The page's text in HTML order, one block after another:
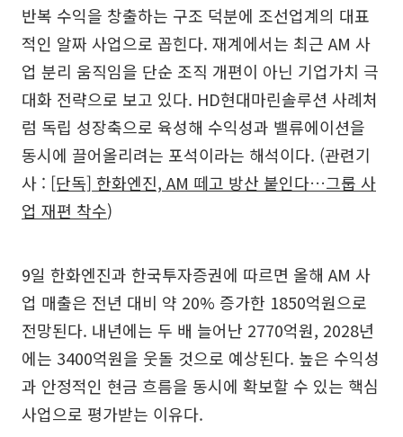
반복 수익을 창출하는 구조 덕분에 조선업계의 대표
적인 알짜 사업으로 꼽힌다. 재계에서는 최근 AM 사
업 분리 움직임을 단순 조직 개편이 아닌 기업가치 극
대화 전략으로 보고 있다. HD현대마린솔루션 사례처
럼 독립 성장축으로 육성해 수익성과 밸류에이션을
동시에 끌어올리려는 포석이라는 해석이다. (관련기
사 : [단독] 한화엔진, AM 떼고 방산 붙인다…그룹 사
업 재편 착수)
9일 한화엔진과 한국투자증권에 따르면 올해 AM 사
업 매출은 전년 대비 약 20% 증가한 1850억원으로
전망된다. 내년에는 두 배 늘어난 2770억원, 2028년
에는 3400억원을 웃돌 것으로 예상된다. 높은 수익성
과 안정적인 현금 흐름을 동시에 확보할 수 있는 핵심
사업으로 평가받는 이유다.